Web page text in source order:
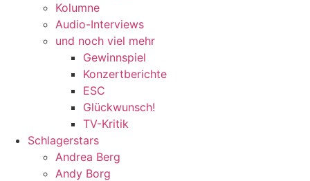
Kolumne
Audio-Interviews
und noch viel mehr
Gewinnspiel
Konzertberichte
ESC
Glückwunsch!
TV-Kritik
Schlagerstars
Andrea Berg
Andy Borg